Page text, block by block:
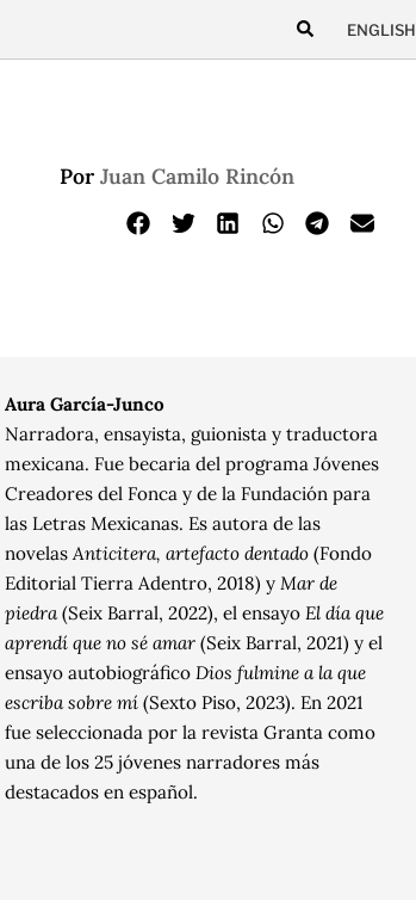
ENGLISH
Por Juan Camilo Rincón
Aura García-Junco
Narradora, ensayista, guionista y traductora
mexicana. Fue becaria del programa Jóvenes
Creadores del Fonca y de la Fundación para
las Letras Mexicanas. Es autora de las
novelasAnticitera, artefacto dentado(Fondo
Editorial Tierra Adentro, 2018) y Mar de
piedra(Seix Barral, 2022), el ensayo El día que
aprendí que no sé amar(Seix Barral, 2021) y el
ensayo autobiográfico Dios fulmine a la que
escriba sobre mí(Sexto Piso, 2023). En 2021
fue seleccionada por la revista Granta como
una de los 25 jóvenes narradores más
destacados en español.